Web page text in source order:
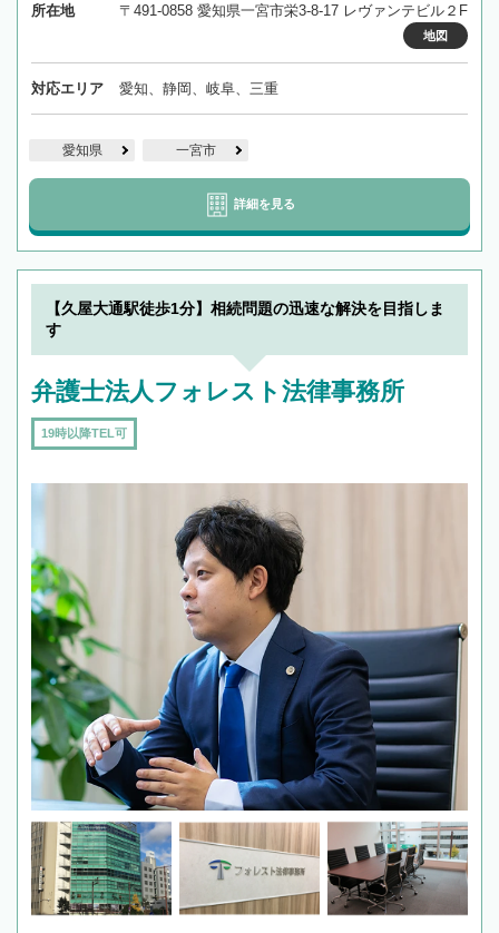
所在地 〒491-0858 愛知県一宮市栄3-8-17 レヴァンテビル２F
地図
対応エリア 愛知、静岡、岐阜、三重
愛知県 一宮市
詳細を見る
【久屋大通駅徒歩1分】相続問題の迅速な解決を目指しま
す
弁護士法人フォレスト法律事務所
19時以降TEL可